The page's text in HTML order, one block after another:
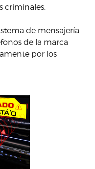
criminales.
de mensajería
de la marca
por los